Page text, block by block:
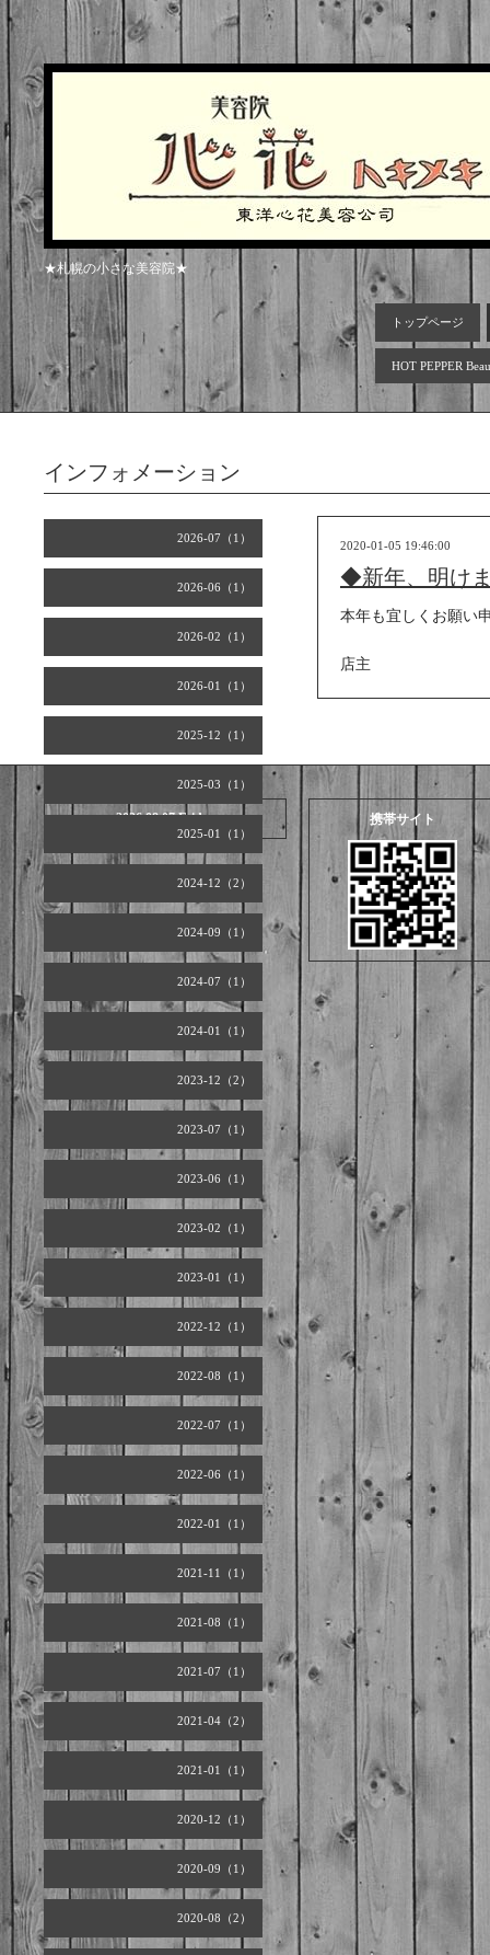
★札幌の小さな美容院★
トップページ
HOT PEPPER
2026-07（1）
2026-06（1）
2026-02（1）
2026-01（1）
2025-12（1）
2025-03（1）
2025-01（1）
2024-12（2）
2024-09（1）
2024-07（1）
2024-01（1）
2023-12（2）
2023-07（1）
2023-06（1）
2023-02（1）
2023-01（1）
2022-12（1）
2022-08（1）
2022-07（1）
2022-06（1）
2022-01（1）
2021-11（1）
2021-08（1）
2021-07（1）
2021-04（2）
2021-01（1）
2020-12（1）
2020-09（1）
2020-08（2）
インフォメーション
2020-01-05 19:46:00
◆新年、明け
本年も宜しくお願い
店主
2026.08.07 Friday 携帯サイト